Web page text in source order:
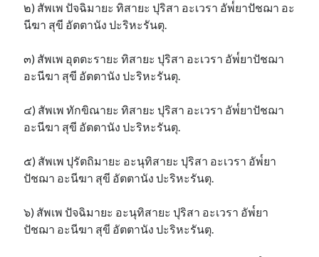
๒) สัพเพ ปัจฉิมายะ ทิสายะ ปุริสา อะเวรา อัพ๎ยาปัชฌา อะ
นีฆา สุขี อัตตานัง ปะริหะรันตุ.
๓) สัพเพ อุตตะรายะ ทิสายะ ปุริสา อะเวรา อัพ๎ยาปัชฌา
อะนีฆา สุขี อัตตานัง ปะริหะรันตุ.
๔) สัพเพ ทักขิณายะ ทิสายะ ปุริสา อะเวรา อัพ๎ยาปัชฌา
อะนีฆา สุขี อัตตานัง ปะริหะรันตุ.
๕) สัพเพ ปุรัตถิมายะ อะนุทิสายะ ปุริสา อะเวรา อัพ๎ยา
ปัชฌา อะนีฆา สุขี อัตตานัง ปะริหะรันตุ.
๖) สัพเพ ปัจฉิมายะ อะนุทิสายะ ปุริสา อะเวรา อัพ๎ยา
ปัชฌา อะนีฆา สุขี อัตตานัง ปะริหะรันตุ.